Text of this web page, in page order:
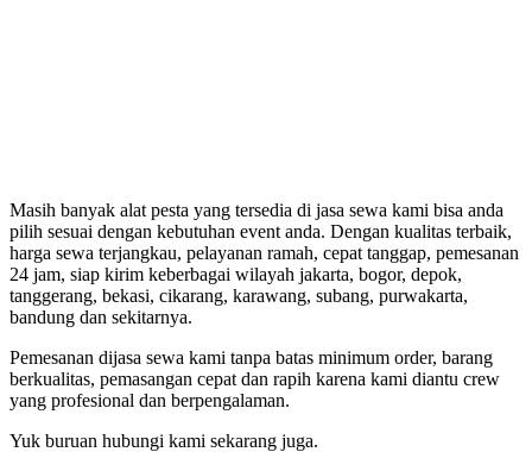
Masih banyak alat pesta yang tersedia di jasa sewa kami bisa anda
pilih sesuai dengan kebutuhan event anda. Dengan kualitas terbaik,
harga sewa terjangkau, pelayanan ramah, cepat tanggap, pemesanan
24 jam, siap kirim keberbagai wilayah jakarta, bogor, depok,
tanggerang, bekasi, cikarang, karawang, subang, purwakarta,
bandung dan sekitarnya.
Pemesanan dijasa sewa kami tanpa batas minimum order, barang
berkualitas, pemasangan cepat dan rapih karena kami diantu crew
yang profesional dan berpengalaman.
Yuk buruan hubungi kami sekarang juga.